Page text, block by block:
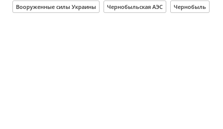
Вооруженные силы Украины Чернобыльская АЭС Чернобыль